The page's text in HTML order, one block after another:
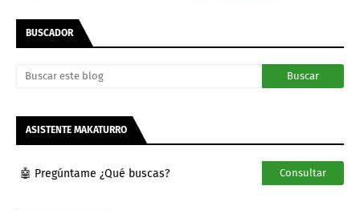
BUSCADOR
ASISTENTE MAKATURRO
🤖 Pregúntame ¿Qué buscas? Consultar